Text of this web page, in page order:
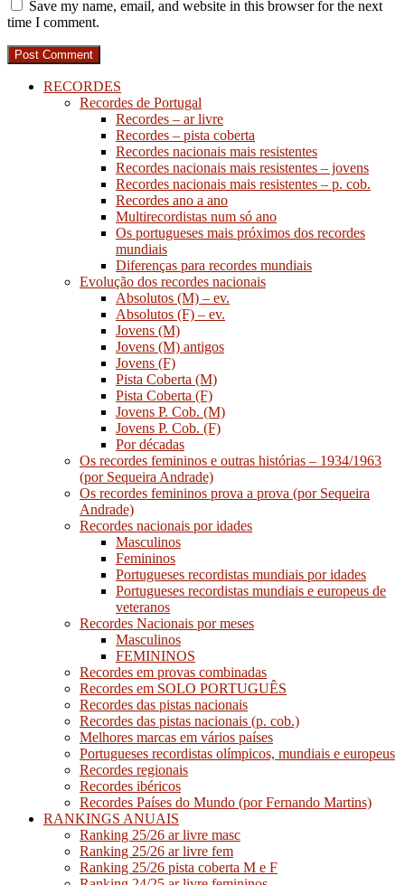
Save my name, email, and website in this browser for the next
time I comment.
RECORDES
Recordes de Portugal
Recordes – ar livre
Recordes – pista coberta
Recordes nacionais mais resistentes
Recordes nacionais mais resistentes – jovens
Recordes nacionais mais resistentes – p. cob.
Recordes ano a ano
Multirecordistas num só ano
Os portugueses mais próximos dos recordes
mundiais
Diferenças para recordes mundiais
Evolução dos recordes nacionais
Absolutos (M) – ev.
Absolutos (F) – ev.
Jovens (M)
Jovens (M) antigos
Jovens (F)
Pista Coberta (M)
Pista Coberta (F)
Jovens P. Cob. (M)
Jovens P. Cob. (F)
Por décadas
Os recordes femininos e outras histórias – 1934/1963
(por Sequeira Andrade)
Os recordes femininos prova a prova (por Sequeira
Andrade)
Recordes nacionais por idades
Masculinos
Femininos
Portugueses recordistas mundiais por idades
Portugueses recordistas mundiais e europeus de
veteranos
Recordes Nacionais por meses
Masculinos
FEMININOS
Recordes em provas combinadas
Recordes em SOLO PORTUGUÊS
Recordes das pistas nacionais
Recordes das pistas nacionais (p. cob.)
Melhores marcas em vários países
Portugueses recordistas olímpicos, mundiais e europeus
Recordes regionais
Recordes ibéricos
Recordes Países do Mundo (por Fernando Martins)
RANKINGS ANUAIS
Ranking 25/26 ar livre masc
Ranking 25/26 ar livre fem
Ranking 25/26 pista coberta M e F